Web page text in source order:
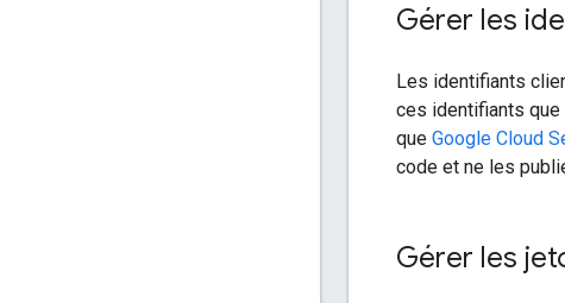
Gérer les
Les identifiants
ces identifiants
que Google Cloud
code et ne les
Gérer les